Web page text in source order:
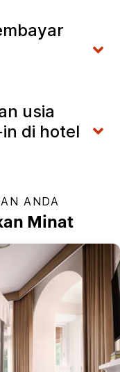
usia
di hotel
ANDA
Minat